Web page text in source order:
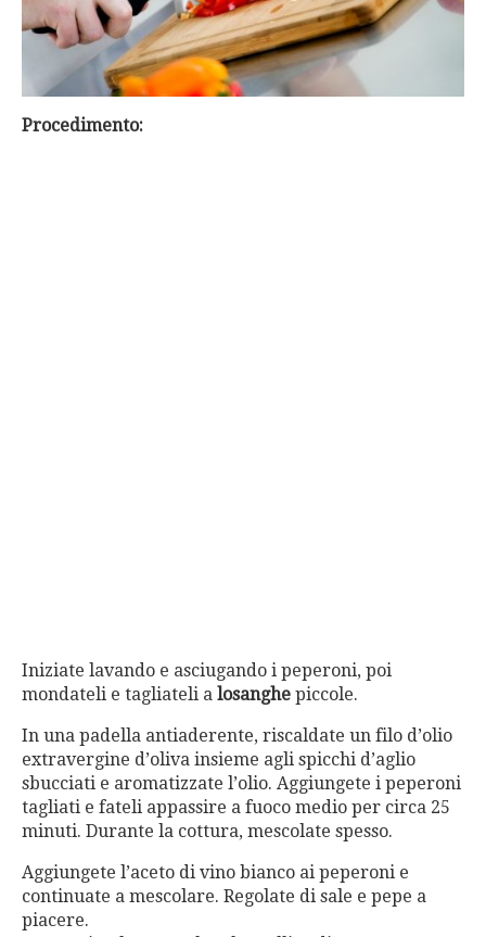
Procedimento:
Iniziate lavando e asciugando i peperoni, poi
mondateli e tagliateli a losanghe piccole.
In una padella antiaderente, riscaldate un filo d’olio
extravergine d’oliva insieme agli spicchi d’aglio
sbucciati e aromatizzate l’olio. Aggiungete i peperoni
tagliati e fateli appassire a fuoco medio per circa 25
minuti. Durante la cottura, mescolate spesso.
Aggiungete l’aceto di vino bianco ai peperoni e
continuate a mescolare. Regolate di sale e pepe a
piacere.